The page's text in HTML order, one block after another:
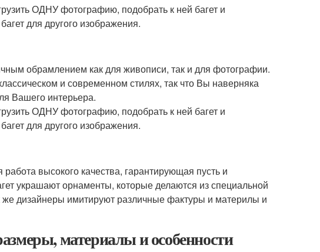
ОДНУ фотографию, подобрать к ней багет и
для другого изображения.
обрамлением как для живописи, так и для фотографии.
и современном стилях, так что Вы наверняка
Вашего интерьера.
ОДНУ фотографию, подобрать к ней багет и
для другого изображения.
высокого качества, гарантирующая пусть и
украшают орнаменты, которые делаются из специальной
дизайнеры имитируют различные фактуры и материлы и
материалы и особенности